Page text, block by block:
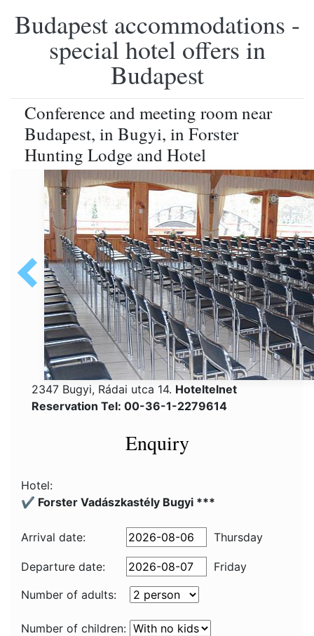
Budapest accommodations -
special hotel offers in
Budapest
Conference and meeting room near
Budapest, in Bugyi, in Forster
Hunting Lodge and Hotel
2347 Bugyi, Rádai utca 14. Hoteltelnet
Reservation Tel: 00-36-1-2279614
Enquiry
Hotel:
✔️ Forster Vadászkastély Bugyi ***
Arrival date: Thursday
Departure date:
Friday
Number of adults:
Number of children: